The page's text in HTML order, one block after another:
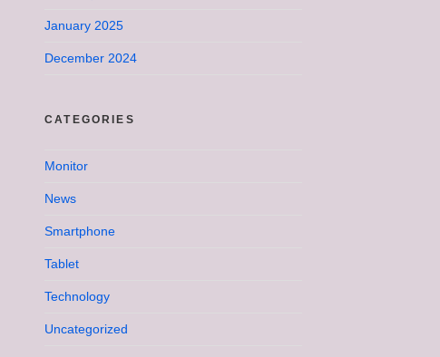
January 2025
December 2024
CATEGORIES
Monitor
News
Smartphone
Tablet
Technology
Uncategorized